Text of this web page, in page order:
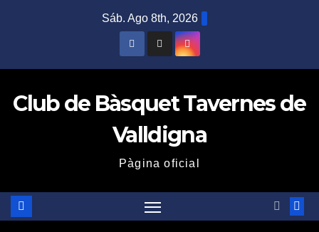
Sáb. Ago 8th, 2026
Club de Bàsquet Tavernes de
Valldigna
Pàgina oficial